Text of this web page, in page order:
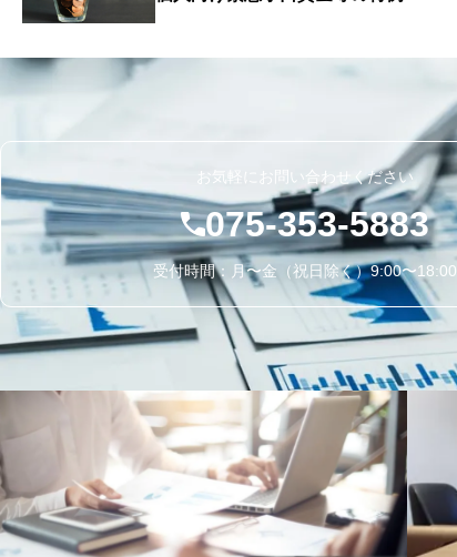
お気軽にお問い合わせください
075-353-5883
受付時間：月〜金（祝日除く）9:00〜18:00